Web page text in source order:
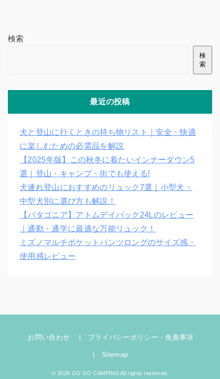
検索
検
索
最近の投稿
犬と登山に行くときの持ち物リスト｜安全・快適
に楽しむための必需品を解説
【2025年版】この秋冬に着たいインナーダウン5
選｜登山・キャンプ・街でも使える!
犬連れ登山におすすめのリュック7選｜小型犬・
中型犬別に選び方も解説！
【パタゴニア】アトムデイパック24Lのレビュー
｜通勤・通学に最適な万能リュック！
ミズノマルチポケットパンツロングのサイズ感・
使用感レビュー
お問い合わせ プライバシーポリシー・免責事項
Sitemap
© 2026 GO GO CAMPING All rights reserved.